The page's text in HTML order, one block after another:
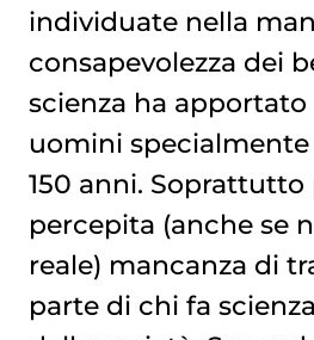
individuate nella
consapevolezza dei
scienza ha
uomini
150 anni. Soprattutto
percepita (anche se
reale) mancanza di
parte di chi fa